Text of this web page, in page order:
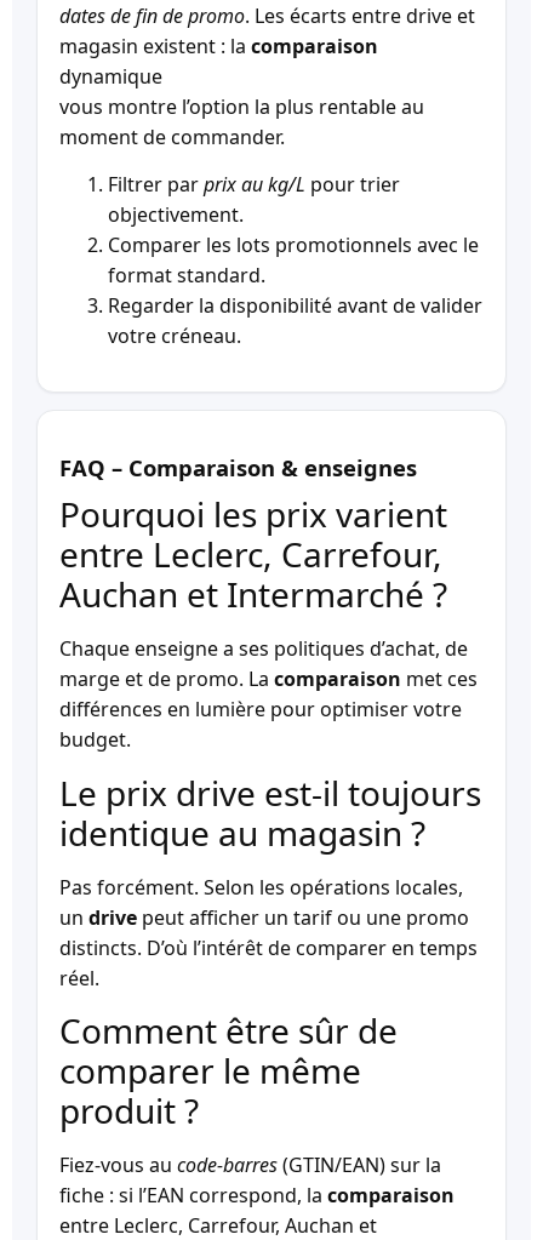
dates de fin de promo. Les écarts entre drive et
magasin existent : la comparaison
dynamique
vous montre l’option la plus rentable au
moment de commander.
Filtrer parprix au kg/L pour trier
objectivement.
Comparer les lots promotionnels avec le
format standard.
Regarder la disponibilité avant de valider
votre créneau.
FAQ – Comparaison & enseignes
Pourquoi les prix varient
entre Leclerc, Carrefour,
Auchan et Intermarché ?
Chaque enseigne a ses politiques d’achat, de
marge et de promo. La comparaison met ces
différences en lumière pour optimiser votre
budget.
Le prix drive est-il toujours
identique au magasin ?
Pas forcément. Selon les opérations locales,
un drive peut afficher un tarif ou une promo
distincts. D’où l’intérêt de comparer en temps
réel.
Comment être sûr de
comparer le même
produit ?
Fiez-vous au code-barres(GTIN/EAN) sur la
fiche : si l’EAN correspond, la comparaison
entre Leclerc, Carrefour, Auchan et